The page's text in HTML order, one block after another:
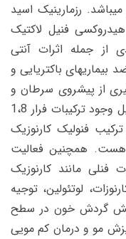
رزمارینیک اسید
کافئیک اسید و 3و0-دی هیدروکسی فنیل لاکتیک
جمله اثرات آنتی
باکتریایی و
از پیشروی سرطان و
درمان آن موثر بوده است. رزماری به دلیل وجود ترکیبات فرار 1،8
ترکیب فنولیک کارنوزیک
هست. همچنین فعالیت
فنلی مانند کارنوزیک
لوتئولین، توجیه
گردش خون در سطح
مو و درمان کم مویی